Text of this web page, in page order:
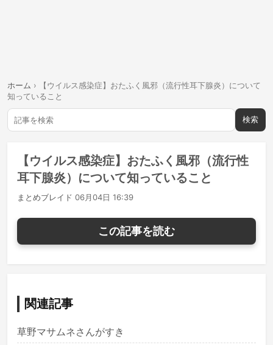
ホーム ›
【ウイルス感染症】おたふく風邪（流行性耳下腺炎）について
知っていること
検索
【ウイルス感染症】おたふく風邪（流行性
耳下腺炎）について知っていること
まとめブレイド 06月04日 16:39
この記事を読む
関連記事
草野マサムネさんがすき